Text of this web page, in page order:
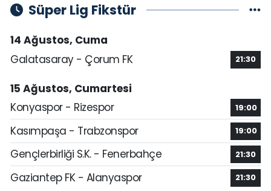
Süper Lig Fikstür
14 Ağustos, Cuma
Galatasaray - Çorum FK
21:30
15 Ağustos, Cumartesi
Konyaspor - Rizespor
19:00
Kasımpaşa - Trabzonspor 19:00
Gençlerbirliği S.K. - Fenerbahçe 21:30
Gaziantep FK - Alanyaspor 21:30